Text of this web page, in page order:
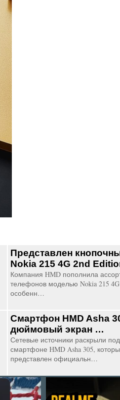
Представлен
Nokia 215 4G 2nd
Компания HMD пополнила
телефонов моделью Nokia 215
особенн…
Смартфон HMD Asha
дюймовый экран …
Сетевые источники раскрыли
смартфоне HMD Asha 305,
представлен официальн…